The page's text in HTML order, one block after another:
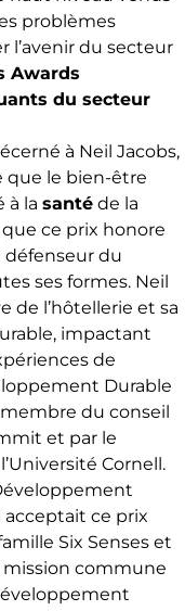
problèmes
l’avenir du secteur
Awards
du secteur
à Neil Jacobs,
que le bien-être
à la santé de la
ce prix honore
défenseur du
ses formes. Neil
de l’hôtellerie et sa
impactant
de
Durable
du conseil
et par le
Cornell.
acceptait ce prix
Six Senses et
commune